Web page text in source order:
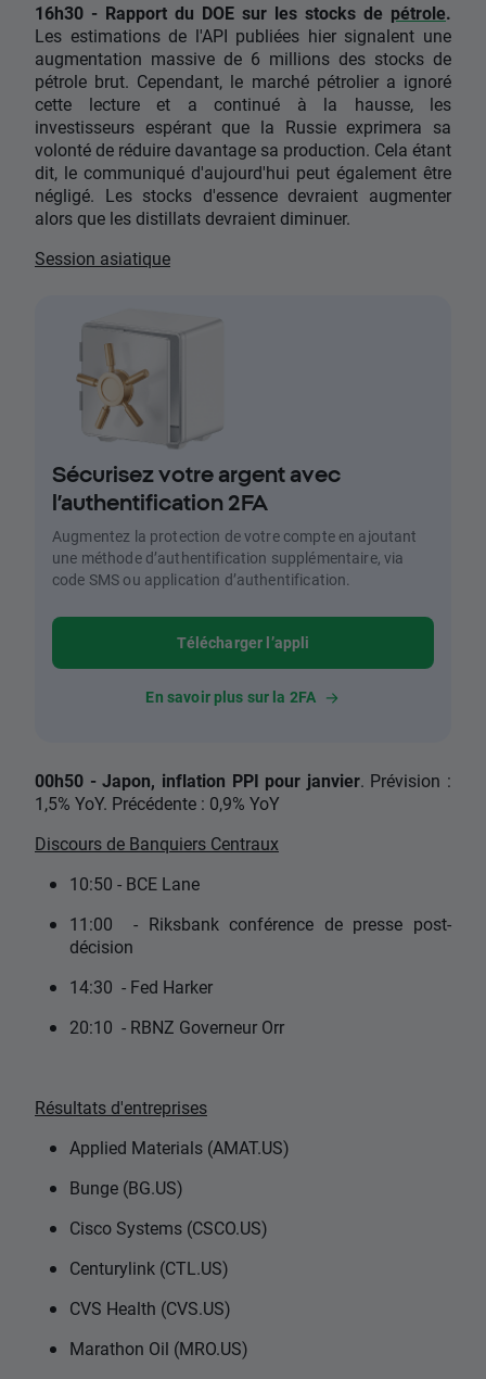
16h30 - Rapport du DOE sur les stocks de pétrole.
Les estimations de l'API publiées hier signalent une
augmentation massive de 6 millions des stocks de
pétrole brut. Cependant, le marché pétrolier a ignoré
cette lecture et a continué à la hausse, les
investisseurs espérant que la Russie exprimera sa
volonté de réduire davantage sa production. Cela étant
dit, le communiqué d'aujourd'hui peut également être
négligé. Les stocks d'essence devraient augmenter
alors que les distillats devraient diminuer.
Session asiatique
Sécurisez votre argent avec
l’authentification 2FA
Augmentez la protection de votre compte en ajoutant
une méthode d’authentification supplémentaire, via
code SMS ou application d’authentification.
Télécharger l’appli
En savoir plus sur la 2FA
00h50 - Japon, inflation PPI pour janvier. Prévision :
1,5% YoY. Précédente : 0,9% YoY
Discours de Banquiers Centraux
10:50 - BCE Lane
11:00 - Riksbank conférence de presse post-
décision
14:30 - Fed Harker
20:10 - RBNZ Governeur Orr
Résultats d'entreprises
Applied Materials (AMAT.US)
Bunge (BG.US)
Cisco Systems (CSCO.US)
Centurylink (CTL.US)
CVS Health (CVS.US)
Marathon Oil (MRO.US)